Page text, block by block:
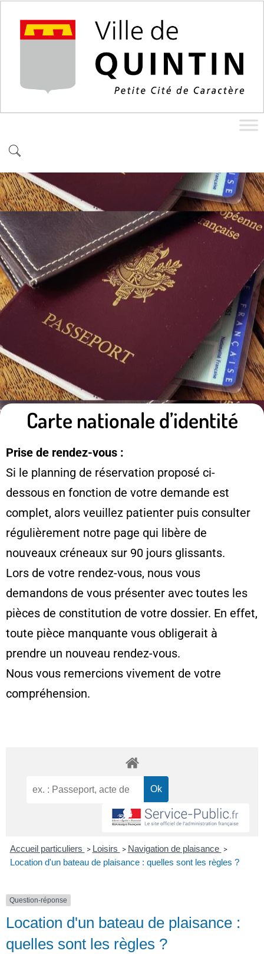
Carte nationale d’identité
Prise de rendez-vous :
Si le planning de réservation proposé ci-
dessous en fonction de votre demande est
complet, alors veuillez patienter puis consulter
régulièrement notre page qui libère de
nouveaux créneaux sur 90 jours glissants.
Lors de votre rendez-vous, nous vous
demandons de vous présenter avec toutes les
pièces de constitution de votre dossier. En effet,
toute pièce manquante vous obligerait à
prendre un nouveau rendez-vous.
Nous vous remercions vivement de votre
compréhension.
Accueil particuliers > Loisirs > Navigation de plaisance >
Location d'un bateau de plaisance : quelles sont les règles ?
Question-réponse
Location d'un bateau de plaisance :
quelles sont les règles ?